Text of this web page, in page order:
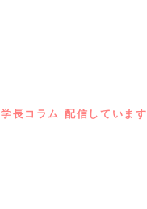
学長コラム 配信しています